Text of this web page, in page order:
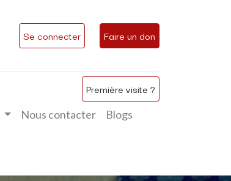
Se connecter Faire un don
Première visite ?
Nous contacter Blogs